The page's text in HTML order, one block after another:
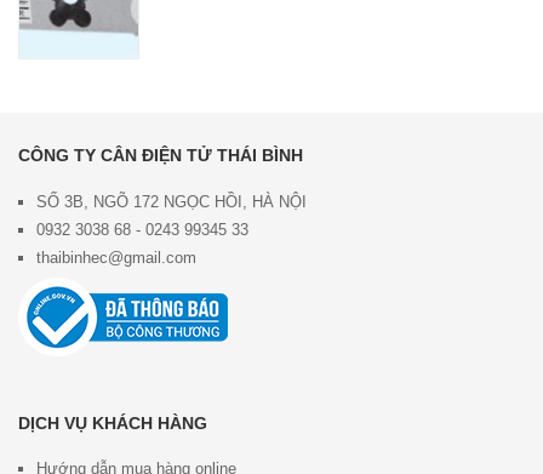
CÔNG TY CÂN ĐIỆN TỬ THÁI BÌNH
SỐ 3B, NGÕ 172 NGỌC HỒI, HÀ NỘI
0932 3038 68 - 0243 99345 33
thaibinhec@gmail.com
DỊCH VỤ KHÁCH HÀNG
Hướng dẫn mua hàng online